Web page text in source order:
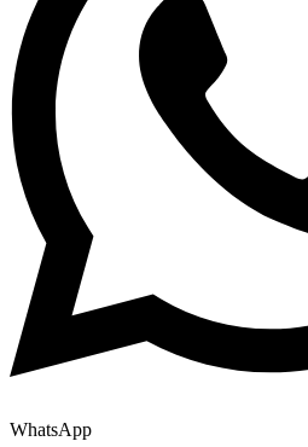
WhatsApp